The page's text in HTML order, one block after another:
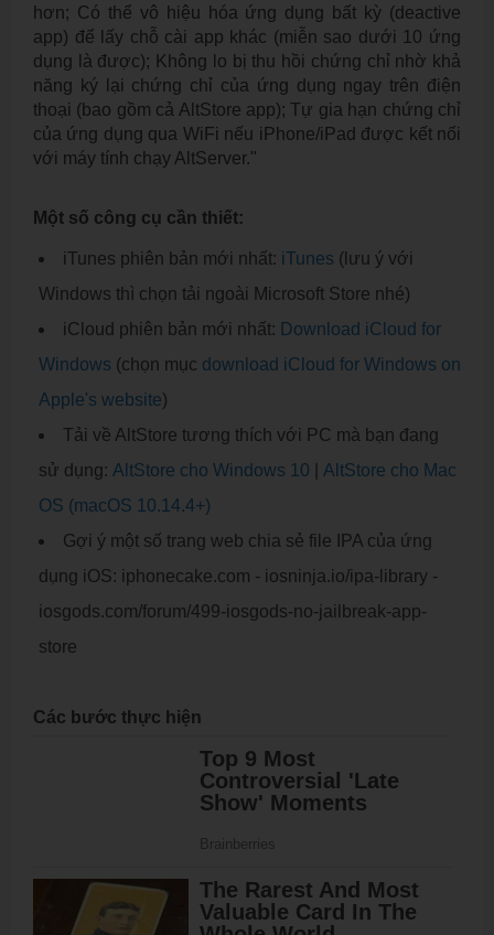
hơn; Có thể vô hiệu hóa ứng dụng bất kỳ (deactive
app) để lấy chỗ cài app khác (miễn sao dưới 10 ứng
dụng là được); Không lo bị thu hồi chứng chỉ nhờ khả
năng ký lại chứng chỉ của ứng dụng ngay trên điện
thoại (bao gồm cả AltStore app); Tự gia hạn chứng chỉ
của ứng dụng qua WiFi nếu iPhone/iPad được kết nối
với máy tính chạy AltServer."
Một số công cụ cần thiết:
iTunes phiên bản mới nhất: iTunes (lưu ý với
Windows thì chọn tải ngoài Microsoft Store nhé)
iCloud phiên bản mới nhất: Download iCloud for
Windows (chọn mục download iCloud for Windows on
Apple's website)
Tải về AltStore tương thích với PC mà bạn đang
sử dụng: AltStore cho Windows 10
AltStore cho Mac
OS (macOS 10.14.4+)
Gợi ý một số trang web chia sẻ file IPA của ứng
dụng iOS: iphonecake.com - iosninja.io/ipa-library -
iosgods.com/forum/499-iosgods-no-jailbreak-app-
store
Các bước thực hiện